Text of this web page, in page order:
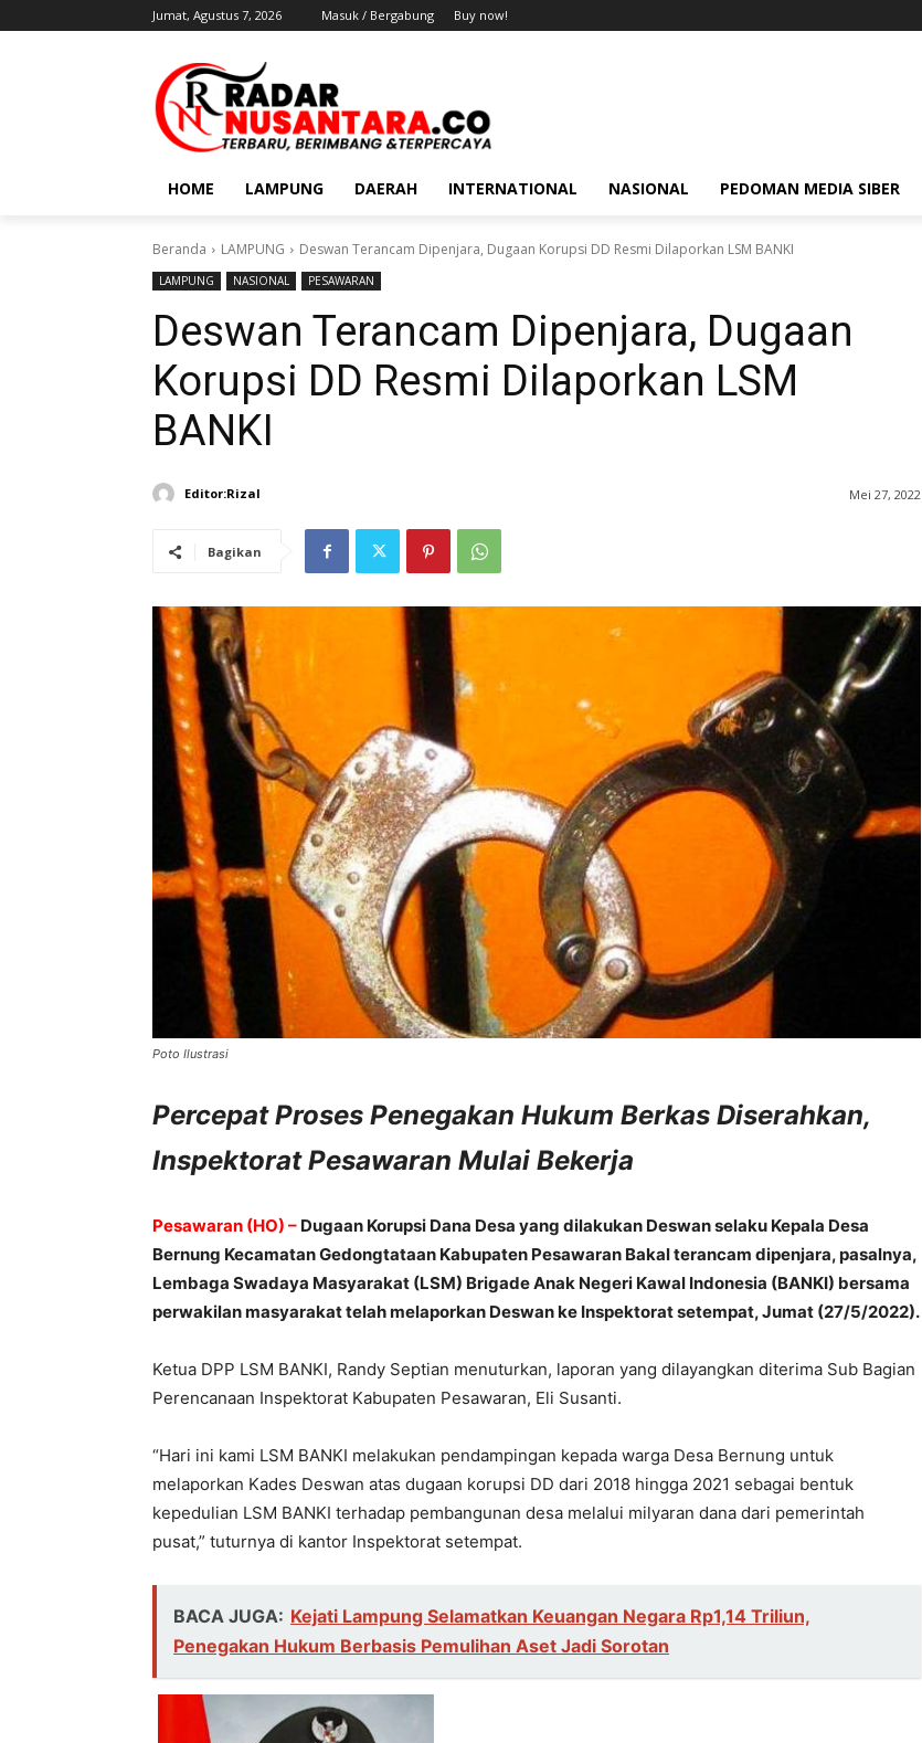
Jumat, Agustus 7, 2026 Masuk / Bergabung Buy now!
HOME LAMPUNG DAERAH INTERNATIONAL NASIONAL PEDOMAN MEDIA SIBER
Beranda LAMPUNG Deswan Terancam Dipenjara, Dugaan Korupsi DD Resmi Dilaporkan LSM BANKI
LAMPUNG NASIONAL PESAWARAN
Deswan Terancam Dipenjara, Dugaan
Korupsi DD Resmi Dilaporkan LSM
BANKI
Editor:Rizal Mei 27, 2022
Bagikan
Poto Ilustrasi
Percepat Proses Penegakan Hukum Berkas Diserahkan,
Inspektorat Pesawaran Mulai Bekerja
Pesawaran (HO) – Dugaan Korupsi Dana Desa yang dilakukan Deswan selaku Kepala Desa
Bernung Kecamatan Gedongtataan Kabupaten Pesawaran Bakal terancam dipenjara, pasalnya,
Lembaga Swadaya Masyarakat (LSM) Brigade Anak Negeri Kawal Indonesia (BANKI) bersama
perwakilan masyarakat telah melaporkan Deswan ke Inspektorat setempat, Jumat (27/5/2022).
Ketua DPP LSM BANKI, Randy Septian menuturkan, laporan yang dilayangkan diterima Sub Bagian
Perencanaan Inspektorat Kabupaten Pesawaran, Eli Susanti.
“Hari ini kami LSM BANKI melakukan pendampingan kepada warga Desa Bernung untuk
melaporkan Kades Deswan atas dugaan korupsi DD dari 2018 hingga 2021 sebagai bentuk
kepedulian LSM BANKI terhadap pembangunan desa melalui milyaran dana dari pemerintah
pusat,” tuturnya di kantor Inspektorat setempat.
BACA JUGA: Kejati Lampung Selamatkan Keuangan Negara Rp1,14 Triliun,
Penegakan Hukum Berbasis Pemulihan Aset Jadi Sorotan